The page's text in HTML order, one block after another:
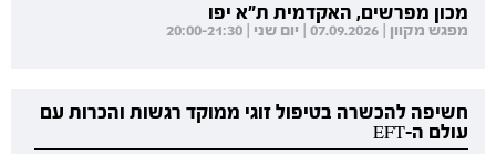
מכון מפרשים, האקדמית ת"א יפו
מפגש מקוון | 07.09.2026 | יום שני | 20:00-21:30
חשיפה להכשרה בטיפול זוגי ממוקד רגשות והכרות עם
עולם ה-EFT